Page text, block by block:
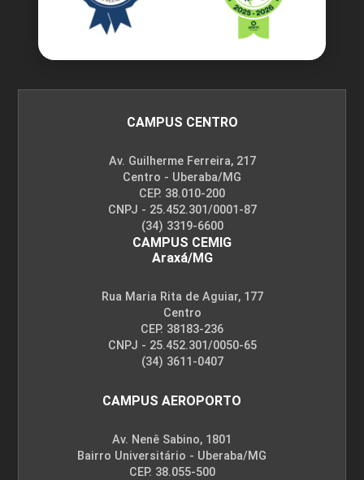
CAMPUS CENTRO
Av. Guilherme Ferreira, 217
Centro - Uberaba/MG
CEP. 38.010-200
CNPJ - 25.452.301/0001-87
(34) 3319-6600
CAMPUS CEMIG
Araxá/MG
Rua Maria Rita de Aguiar, 177
Centro
CEP. 38183-236
CNPJ - 25.452.301/0050-65
(34) 3611-0407
CAMPUS AEROPORTO
Av. Nenê Sabino, 1801
Bairro Universitário - Uberaba/MG
CEP. 38.055-500